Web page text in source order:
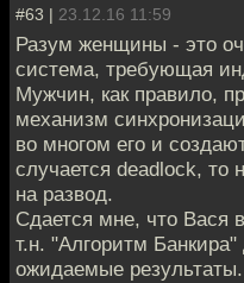
#63 | 23.12.16 11:59
Разум женщины - это
система, требующая
Мужчин, как правило,
механизм
во многом его и
случается deadlock, то
на развод.
Сдается мне, что Вася
т.н. "Алгоритм
ожидаемые результаты.